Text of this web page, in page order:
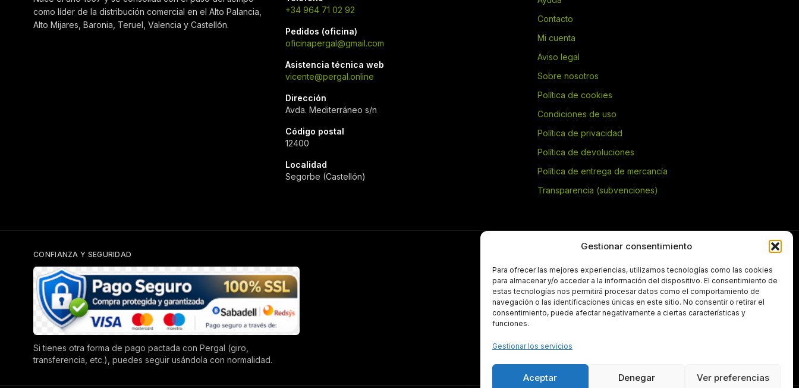
Gestionar consentimiento
Para ofrecer las mejores experiencias, utilizamos tecnologías como las cookies
para almacenar y/o acceder a la información del dispositivo. El consentimiento de
estas tecnologías nos permitirá procesar datos como el comportamiento de
navegación o las identificaciones únicas en este sitio. No consentir o retirar el
consentimiento, puede afectar negativamente a ciertas características y
funciones.
Gestionar los servicios
Aceptar Denegar Ver preferencias
como líder de la distribución comercial en el Alto Palancia,
Alto Mijares, Baronia, Teruel, Valencia y Castellón.
+34 964 71 02 92
Pedidos (oficina)
oficinapergal@gmail.com
Asistencia técnica web
vicente@pergal.online
Dirección
Avda. Mediterráneo s/n
Código postal
12400
Localidad
Segorbe (Castellón)
Contacto
Mi cuenta
Aviso legal
Sobre nosotros
Política de cookies
Condiciones de uso
Política de privacidad
Política de devoluciones
Política de entrega de mercancía
Transparencia (subvenciones)
CONFIANZA Y SEGURIDAD
Si tienes otra forma de pago pactada con Pergal (giro,
transferencia, etc.), puedes seguir usándola con normalidad.
Subvenciones públicas — más información